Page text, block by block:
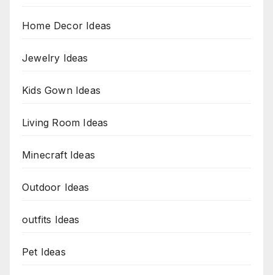
Home Decor Ideas
Jewelry Ideas
Kids Gown Ideas
Living Room Ideas
Minecraft Ideas
Outdoor Ideas
outfits Ideas
Pet Ideas